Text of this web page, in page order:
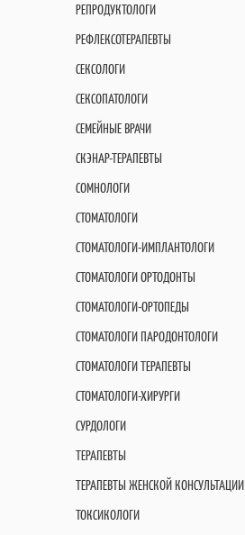
РЕПРОДУКТОЛОГИ
РЕФЛЕКСОТЕРАПЕВТЫ
СЕКСОЛОГИ
СЕКСОПАТОЛОГИ
СЕМЕЙНЫЕ ВРАЧИ
СКЭНАР-ТЕРАПЕВТЫ
СОМНОЛОГИ
СТОМАТОЛОГИ
СТОМАТОЛОГИ-ИМПЛАНТОЛОГИ
СТОМАТОЛОГИ ОРТОДОНТЫ
СТОМАТОЛОГИ-ОРТОПЕДЫ
СТОМАТОЛОГИ ПАРОДОНТОЛОГИ
СТОМАТОЛОГИ ТЕРАПЕВТЫ
СТОМАТОЛОГИ-ХИРУРГИ
СУРДОЛОГИ
ТЕРАПЕВТЫ
ТЕРАПЕВТЫ ЖЕНСКОЙ КОНСУЛЬТАЦИИ
ТОКСИКОЛОГИ